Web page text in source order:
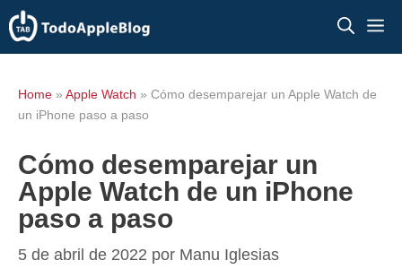
Saltar
al
Home » Apple Watch » Cómo desemparejar un Apple Watch de
un iPhone paso a paso
Cómo desemparejar un
Apple Watch de un iPhone
paso a paso
5 de abril de 2022 por Manu Iglesias